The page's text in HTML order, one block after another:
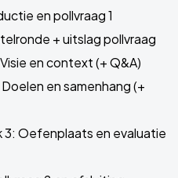
en pollvraag 1
+ uitslag pollvraag
en context (+ Q&A)
en samenhang (+
3: Oefenplaats en evaluatie